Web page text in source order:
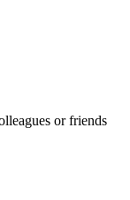
or friends